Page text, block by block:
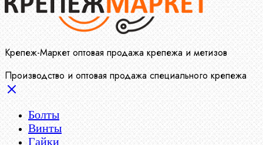
Крепеж-Маркет оптовая продажа крепежа и метизов
Производство и оптовая продажа специального крепежа
Болты
Винты
Гайки